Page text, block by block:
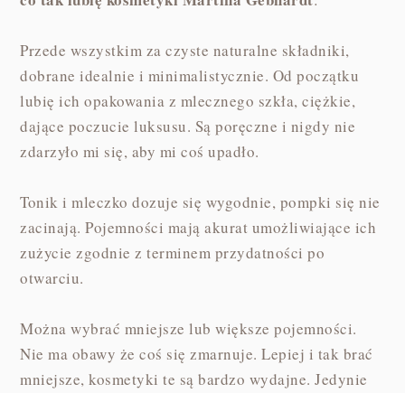
Przede wszystkim za czyste naturalne składniki,
dobrane idealnie i minimalistycznie. Od początku
lubię ich opakowania z mlecznego szkła, ciężkie,
dające poczucie luksusu. Są poręczne i nigdy nie
zdarzyło mi się, aby mi coś upadło.
Tonik i mleczko dozuje się wygodnie, pompki się nie
zacinają. Pojemności mają akurat umożliwiające ich
zużycie zgodnie z terminem przydatności po
otwarciu.
Można wybrać mniejsze lub większe pojemności.
Nie ma obawy że coś się zmarnuje. Lepiej i tak brać
mniejsze, kosmetyki te są bardzo wydajne. Jedynie